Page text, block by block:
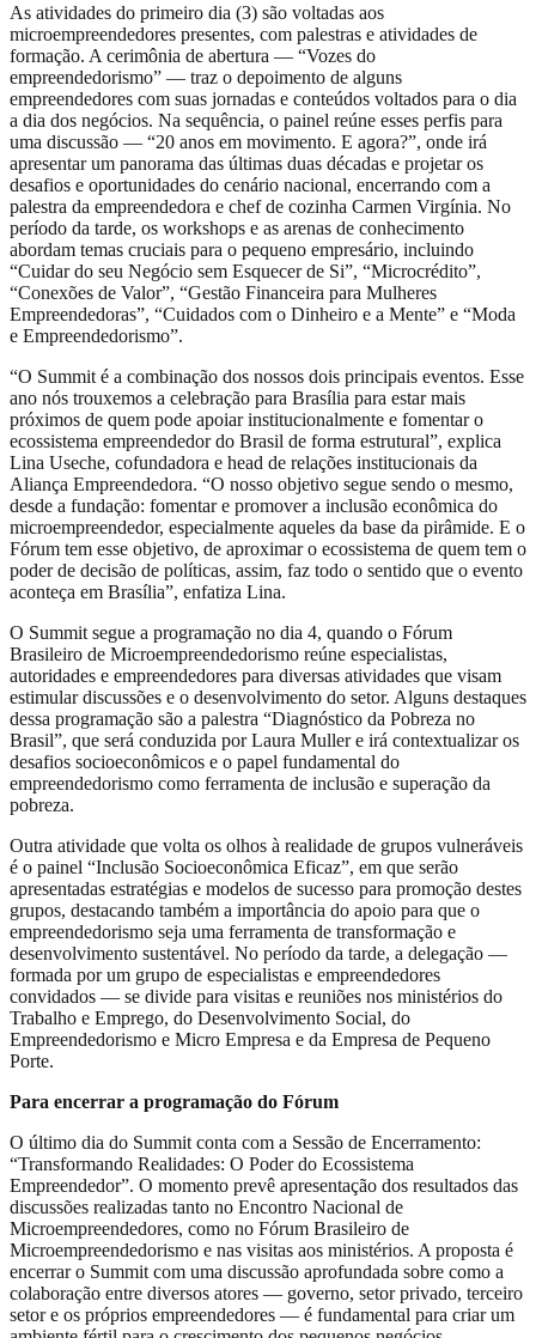
As atividades do primeiro dia (3) são voltadas aos
microempreendedores presentes, com palestras e atividades de
formação. A cerimônia de abertura — “Vozes do
empreendedorismo” — traz o depoimento de alguns
empreendedores com suas jornadas e conteúdos voltados para o dia
a dia dos negócios. Na sequência, o painel reúne esses perfis para
uma discussão — “20 anos em movimento. E agora?”, onde irá
apresentar um panorama das últimas duas décadas e projetar os
desafios e oportunidades do cenário nacional, encerrando com a
palestra da empreendedora e chef de cozinha Carmen Virgínia. No
período da tarde, os workshops e as arenas de conhecimento
abordam temas cruciais para o pequeno empresário, incluindo
“Cuidar do seu Negócio sem Esquecer de Si”, “Microcrédito”,
“Conexões de Valor”, “Gestão Financeira para Mulheres
Empreendedoras”, “Cuidados com o Dinheiro e a Mente” e “Moda
e Empreendedorismo”.
“O Summit é a combinação dos nossos dois principais eventos. Esse
ano nós trouxemos a celebração para Brasília para estar mais
próximos de quem pode apoiar institucionalmente e fomentar o
ecossistema empreendedor do Brasil de forma estrutural”, explica
Lina Useche, cofundadora e head de relações institucionais da
Aliança Empreendedora. “O nosso objetivo segue sendo o mesmo,
desde a fundação: fomentar e promover a inclusão econômica do
microempreendedor, especialmente aqueles da base da pirâmide. E o
Fórum tem esse objetivo, de aproximar o ecossistema de quem tem o
poder de decisão de políticas, assim, faz todo o sentido que o evento
aconteça em Brasília”, enfatiza Lina.
O Summit segue a programação no dia 4, quando o Fórum
Brasileiro de Microempreendedorismo reúne especialistas,
autoridades e empreendedores para diversas atividades que visam
estimular discussões e o desenvolvimento do setor. Alguns destaques
dessa programação são a palestra “Diagnóstico da Pobreza no
Brasil”, que será conduzida por Laura Muller e irá contextualizar os
desafios socioeconômicos e o papel fundamental do
empreendedorismo como ferramenta de inclusão e superação da
pobreza.
Outra atividade que volta os olhos à realidade de grupos vulneráveis
é o painel “Inclusão Socioeconômica Eficaz”, em que serão
apresentadas estratégias e modelos de sucesso para promoção destes
grupos, destacando também a importância do apoio para que o
empreendedorismo seja uma ferramenta de transformação e
desenvolvimento sustentável. No período da tarde, a delegação —
formada por um grupo de especialistas e empreendedores
convidados — se divide para visitas e reuniões nos ministérios do
Trabalho e Emprego, do Desenvolvimento Social, do
Empreendedorismo e Micro Empresa e da Empresa de Pequeno
Porte.
Para encerrar a programação do Fórum
O último dia do Summit conta com a Sessão de Encerramento:
“Transformando Realidades: O Poder do Ecossistema
Empreendedor”. O momento prevê apresentação dos resultados das
discussões realizadas tanto no Encontro Nacional de
Microempreendedores, como no Fórum Brasileiro de
Microempreendedorismo e nas visitas aos ministérios. A proposta é
encerrar o Summit com uma discussão aprofundada sobre como a
colaboração entre diversos atores — governo, setor privado, terceiro
setor e os próprios empreendedores — é fundamental para criar um